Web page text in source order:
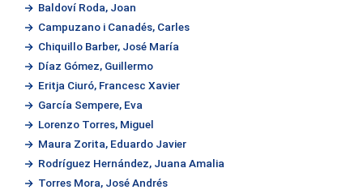
Baldoví Roda, Joan
Campuzano i Canadés, Carles
Chiquillo Barber, José María
Díaz Gómez, Guillermo
Eritja Ciuró, Francesc Xavier
García Sempere, Eva
Lorenzo Torres, Miguel
Maura Zorita, Eduardo Javier
Rodríguez Hernández, Juana Amalia
Torres Mora, José Andrés